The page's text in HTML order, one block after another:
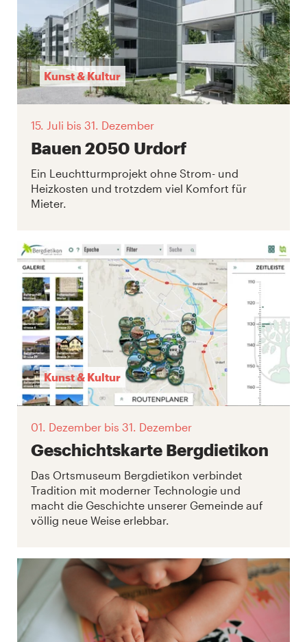
Kunst & Kultur
15. Juli bis 31. Dezember
Bauen 2050 Urdorf
Ein Leuchtturmprojekt ohne Strom- und
Heizkosten und trotzdem viel Komfort für
Mieter.
Kunst & Kultur
01. Dezember bis 31. Dezember
Geschichtskarte Bergdietikon
Das Ortsmuseum Bergdietikon verbindet
Tradition mit moderner Technologie und
macht die Geschichte unserer Gemeinde auf
völlig neue Weise erlebbar.